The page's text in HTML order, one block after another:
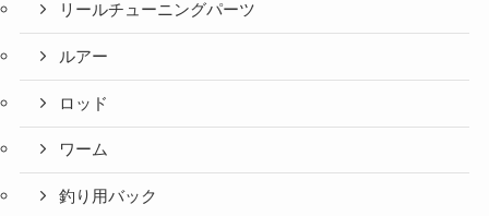
リールチューニングパーツ
ルアー
ロッド
ワーム
釣り用バック